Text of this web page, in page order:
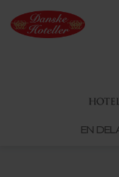
EN DEL